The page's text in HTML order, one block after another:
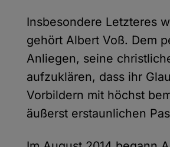
Insbesondere Letzteres
gehört Albert Voß. Dem
Anliegen, seine
aufzuklären, dass ihr
Vorbildern mit höchst
äußerst erstaunlichen